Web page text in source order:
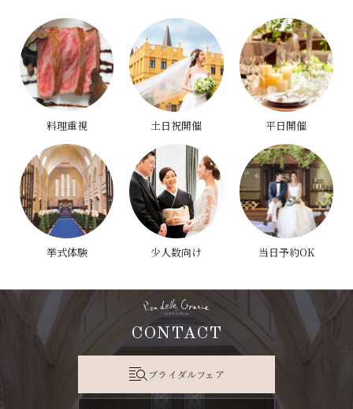
料理重視 土日祝開催 平日開催
挙式体験 少人数向け 当日予約OK
CONTACT
ブライダルフェア